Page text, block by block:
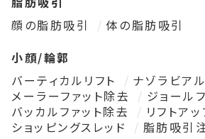
顔の脂肪吸引
体の脂肪吸引
小顔/輪郭
バーティカルリフト
ナゾラビア
メーラーファット除去
ジョール
バッカルファット除去
リフトアッ
ショッピングスレッド
脂肪吸引